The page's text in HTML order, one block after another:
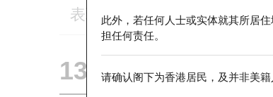
此外，若任何人士或实体就其所居
担任何责任。
请确认阁下为香港居民，及并非美
表现 街货统计 比较
13680 摩通认购